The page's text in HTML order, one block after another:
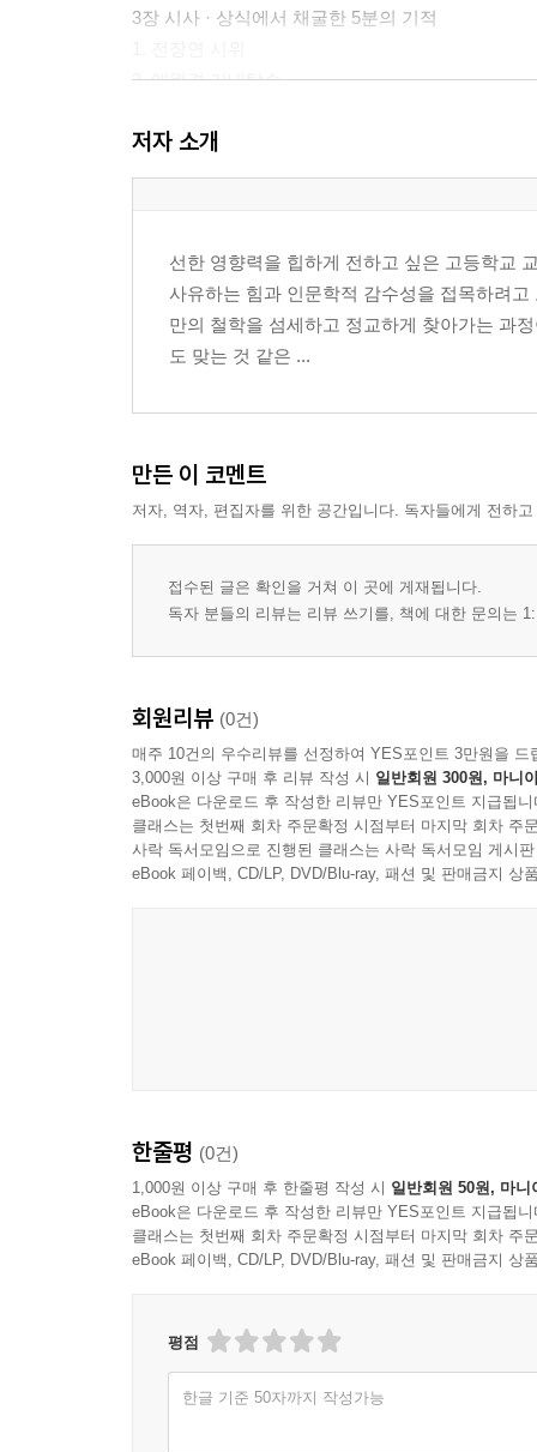
3장 시사 · 상식에서 채굴한 5분의 기적
2. 애완견 기내탑승
4. 난민 쿠르디
4장 예술 · 책으로 5분의 기적을 만나는 법
3. 뒤샹의 샘
5장 5분의 기적을 타고 멀리멀리
서지정보
저자 소개
선한 영향력을 힙하게 전하고 싶은 고등학교
사유하는 힘과 인문학적 감수성을 접목하려
만의 철학을 섬세하고 정교하게 찾아가는 과
도 맞는 것 같은 ...
만든 이 코멘트
저자, 역자, 편집자를 위한 공간입니다. 독자들에게 전하
접수된 글은 확인을 거쳐 이 곳에 게재됩니다.
독자 분들의 리뷰는 리뷰 쓰기를, 책에 대한 문의는
회원리뷰 (0건)
매주 10건의 우수리뷰를 선정하여 YES포인트 3만원을 드
3,000원 이상 구매 후 리뷰 작성 시 일반회원 300원, 마니
eBook은 다운로드 후 작성한 리뷰만 YES포인트 지급됩니
클래스는 첫번째 회차 주문확정 시점부터 마지막 회차 주
사락 독서모임으로 진행된 클래스는 사락 독서모임 게시
eBook 페이백, CD/LP, DVD/Blu-ray, 패션 및 판매금지 상
한줄평 (0건)
1,000원 이상 구매 후 한줄평 작성 시 일반회원 50원, 마니
eBook은 다운로드 후 작성한 리뷰만 YES포인트 지급됩니
클래스는 첫번째 회차 주문확정 시점부터 마지막 회차 주
eBook 페이백, CD/LP, DVD/Blu-ray, 패션 및 판매금지 상
평점
한글 기준 50자까지 작성가능